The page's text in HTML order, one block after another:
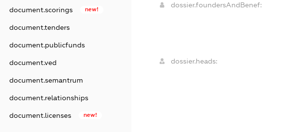
document.scorings new!
document.tenders
document.publicfunds
document.ved
document.semantrum
document.relationships
document.licenses new!
dossier.foundersAndBenef:
dossier.heads: